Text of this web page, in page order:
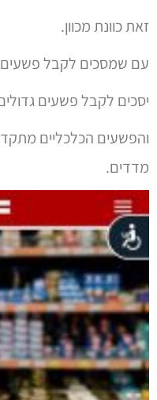
זאת כוונת מכוון.
עם שמסכים לקבל פשעים
יסכים לקבל פשעים
והפשעים הכלכליים
מדדים.